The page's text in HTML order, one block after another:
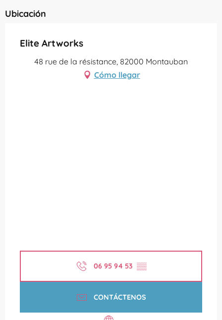
Ubicación
Elite Artworks
48 rue de la résistance, 82000 Montauban
Cómo llegar
06 95 94 53 ▒▒
CONTÁCTENOS